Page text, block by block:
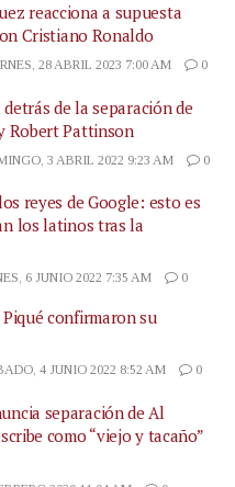
reacciona a supuesta
Cristiano Ronaldo
28 ABRIL 2023 7:00 AM 0
de la separación de
Robert Pattinson
3 ABRIL 2022 9:23 AM 0
reyes de Google: esto es
los latinos tras la
6 JUNIO 2022 7:35 AM 0
confirmaron su
4 JUNIO 2022 8:52 AM 0
separación de Al
como “viejo y tacaño”